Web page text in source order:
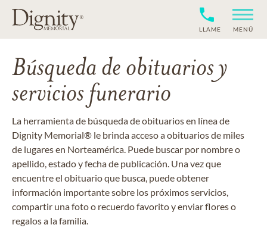
LLAME MENÚ
Búsqueda de obituarios y
servicios funerario
La herramienta de búsqueda de obituarios en línea de
Dignity Memorial® le brinda acceso a obituarios de miles
de lugares en Norteamérica. Puede buscar por nombre o
apellido, estado y fecha de publicación. Una vez que
encuentre el obituario que busca, puede obtener
información importante sobre los próximos servicios,
compartir una foto o recuerdo favorito y enviar flores o
regalos a la familia.